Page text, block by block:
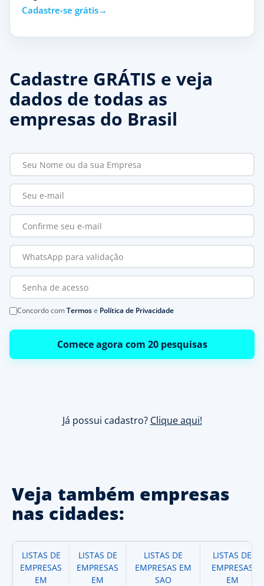
Cadastre-se grátis
Cadastre GRÁTIS e veja
dados de todas as
empresas do Brasil
Concordo comTermose Política de Privacidade
Comece agora com 20 pesquisas
Já possui cadastro? Clique aqui!
Veja também empresas
nas cidades:
LISTAS DE
EMPRESAS
EM
LISTAS DE
EMPRESAS
EM
LISTAS DE
EMPRESAS EM
SAO
LISTAS DE
EMPRESAS
EM